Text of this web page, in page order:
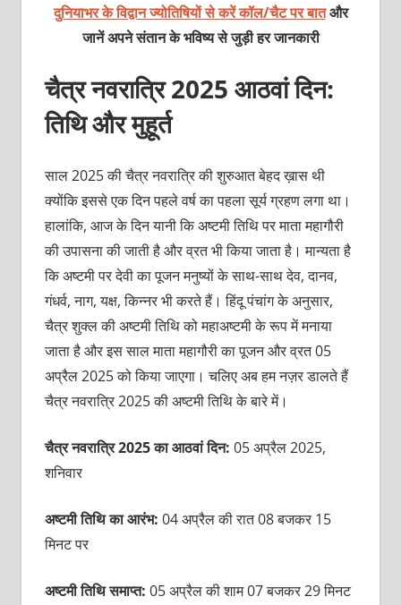
दुनियाभर के विद्वान ज्योतिषियों से करें कॉल/चैट पर बात और
जानें अपने संतान के भविष्य से जुड़ी हर जानकारी
चैत्र नवरात्रि 2025 आठवां दिन:
तिथि और मुहूर्त
साल 2025 की चैत्र नवरात्रि की शुरुआत बेहद ख़ास थी
क्योंकि इससे एक दिन पहले वर्ष का पहला सूर्य ग्रहण लगा था।
हालांकि, आज के दिन यानी कि अष्टमी तिथि पर माता महागौरी
की उपासना की जाती है और व्रत भी किया जाता है। मान्यता है
कि अष्टमी पर देवी का पूजन मनुष्यों के साथ-साथ देव, दानव,
गंधर्व, नाग, यक्ष, किन्नर भी करते हैं। हिंदू पंचांग के अनुसार,
चैत्र शुक्ल की अष्टमी तिथि को महाअष्टमी के रूप में मनाया
जाता है और इस साल माता महागौरी का पूजन और व्रत 05
अप्रैल 2025 को किया जाएगा। चलिए अब हम नज़र डालते हैं
चैत्र नवरात्रि 2025 की अष्टमी तिथि के बारे में।
चैत्र नवरात्रि 2025 का आठवां दिन: 05 अप्रैल 2025,
शनिवार
अष्टमी तिथि का आरंभ: 04 अप्रैल की रात 08 बजकर 15
मिनट पर
अष्टमी तिथि समाप्त: 05 अप्रैल की शाम 07 बजकर 29 मिनट